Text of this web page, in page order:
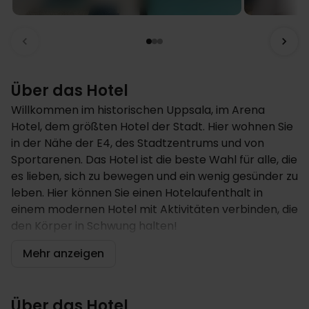
Über das Hotel
Willkommen im historischen Uppsala, im Arena
Hotel, dem größten Hotel der Stadt. Hier wohnen Sie
in der Nähe der E4, des Stadtzentrums und von
Sportarenen. Das Hotel ist die beste Wahl für alle, die
es lieben, sich zu bewegen und ein wenig gesünder zu
leben. Hier können Sie einen Hotelaufenthalt in
einem modernen Hotel mit Aktivitäten verbinden, die
den Körper in Schwung halten!
Hotel
wurde 2017 eröffnet. Hier wohnen Sie unweit von
Mehr anzeigen